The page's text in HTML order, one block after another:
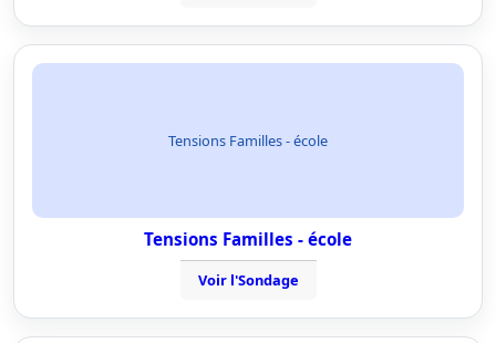
Tensions Familles - école
Tensions Familles - école
Voir l'Sondage